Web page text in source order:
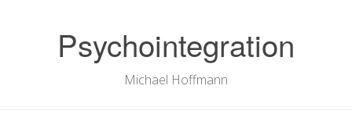
Psychointegration
Michael Hoffmann